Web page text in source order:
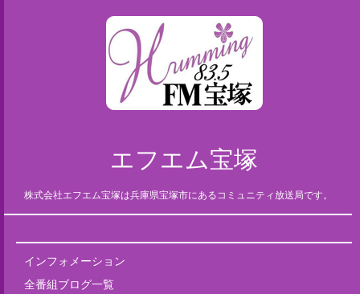
エフエム宝塚
株式会社エフエム宝塚は兵庫県宝塚市にあるコミュニティ放送局です。
インフォメーション
全番組ブログ一覧